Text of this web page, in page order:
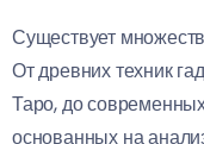
Существует
От древних техник
Таро, до
основанных на